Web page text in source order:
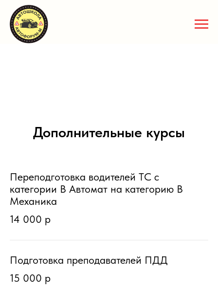
Дополнительные курсы
Переподготовка водителей ТС с
категории В Автомат на категорию В
Механика
14 000 р
Подготовка преподавателей ПДД
15 000 р